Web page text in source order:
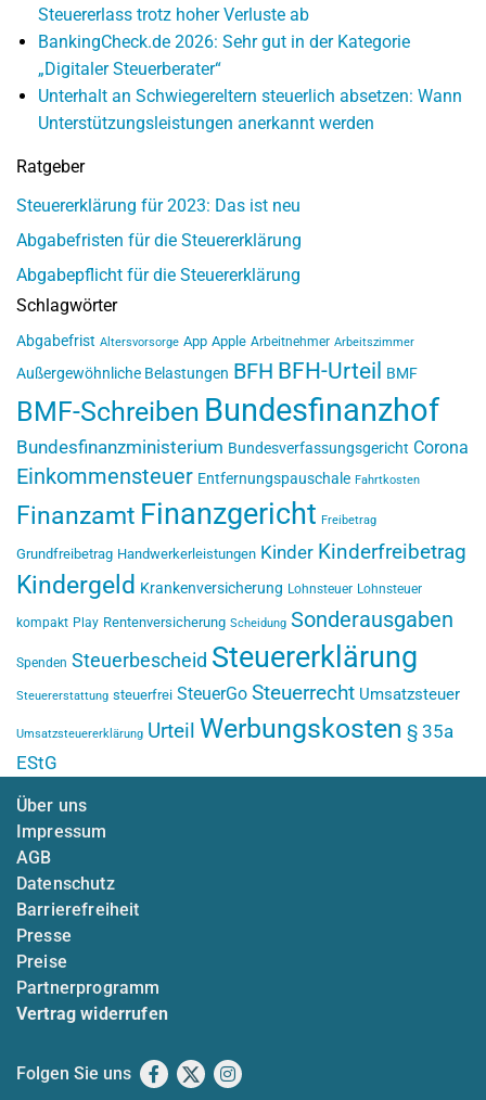
Steuererlass trotz hoher Verluste ab
BankingCheck.de 2026: Sehr gut in der Kategorie
„Digitaler Steuerberater“
Unterhalt an Schwiegereltern steuerlich absetzen: Wann
Unterstützungsleistungen anerkannt werden
Ratgeber
Steuererklärung für 2023: Das ist neu
Abgabefristen für die Steuererklärung
Abgabepflicht für die Steuererklärung
Schlagwörter
Abgabefrist Altersvorsorge App Apple Arbeitnehmer Arbeitszimmer
Außergewöhnliche Belastungen BFH BFH-Urteil BMF
BMF-Schreiben Bundesfinanzhof
Bundesfinanzministerium Bundesverfassungsgericht Corona
Einkommensteuer Entfernungspauschale Fahrtkosten
Finanzamt Finanzgericht Freibetrag
Grundfreibetrag Handwerkerleistungen Kinder Kinderfreibetrag
Kindergeld Krankenversicherung Lohnsteuer Lohnsteuer
kompakt Play Rentenversicherung Scheidung Sonderausgaben
Spenden Steuerbescheid Steuererklärung
Steuererstattung steuerfrei SteuerGo Steuerrecht Umsatzsteuer
Umsatzsteuererklärung Urteil Werbungskosten § 35a
EStG
Über uns
Impressum
AGB
Datenschutz
Barrierefreiheit
Presse
Preise
Partnerprogramm
Vertrag widerrufen
Folgen Sie uns Facebook
X Instagram